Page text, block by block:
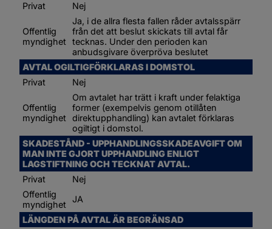
Privat
Nej
Offentlig
myndighet
Ja, i de allra flesta fallen råder avtalsspärr
från det att beslut skickats till avtal får
tecknas. Under den perioden kan
anbudsgivare överpröva beslutet
AVTAL OGILTIGFÖRKLARAS I DOMSTOL
Privat
Nej
Offentlig
myndighet
Om avtalet har trätt i kraft under felaktiga
former (exempelvis genom otillåten
direktupphandling) kan avtalet förklaras
ogiltigt i domstol.
SKADESTÅND - UPPHANDLINGSSKADEAVGIFT OM
MAN INTE GJORT UPPHANDLING ENLIGT
LAGSTIFTNING OCH TECKNAT AVTAL.
Privat
Nej
Offentlig
myndighet
JA
LÄNGDEN PÅ AVTAL ÄR BEGRÄNSAD